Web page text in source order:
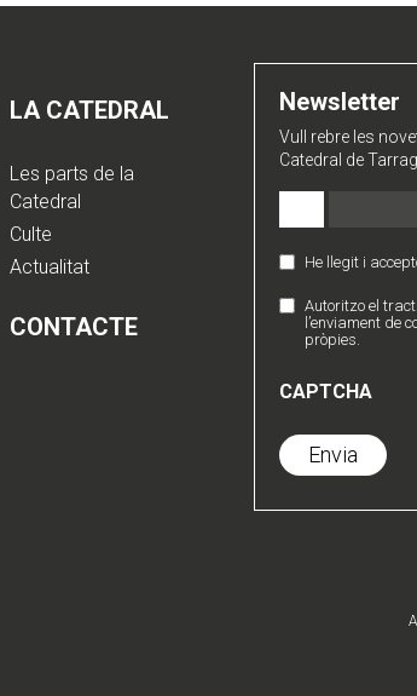
LA CATEDRAL
Les parts de la
Catedral
Culte
Actualitat
CONTACTE
Newsletter
Vull rebre les
Catedral de
(Obligatori)
Política
de
Privacidad
(Obligatori)
He llegit i
Comerciales
Autoritzo el
l’enviament de
pròpies.
CAPTCHA